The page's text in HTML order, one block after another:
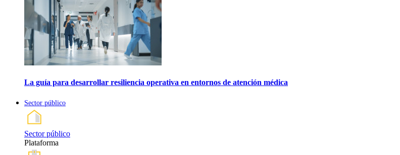
La guía para desarrollar resiliencia operativa en entornos de atención médica
Sector público
Sector público
Plataforma